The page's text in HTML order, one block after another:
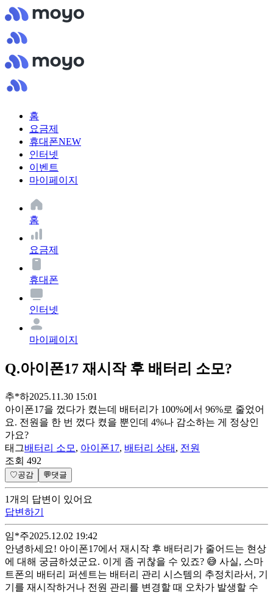
홈
요금제
휴대폰NEW
인터넷
이벤트
마이페이지
홈
요금제
휴대폰
인터넷
마이페이지
Q.아이폰17 재시작 후 배터리 소모?
추*하2025.11.30 15:01
아이폰17을 껐다가 켰는데 배터리가 100%에서 96%로 줄었어
요. 전원을 한 번 껐다 켰을 뿐인데 4%나 감소하는 게 정상인
가요?
태그배터리 소모 , 아이폰17, 배터리 상태 , 전원
조회 492
♡공감 💬댓글
1개 의 답변이 있어요
답변하기
임*주2025.12.02 19:42
안녕하세요! 아이폰17에서 재시작 후 배터리가 줄어드는 현상
에 대해 궁금하셨군요. 이게 좀 귀찮을 수 있죠? 😅 사실, 스마
트폰의 배터리 퍼센트는 배터리 관리 시스템의 추정치라서, 기
기를 재시작하거나 전원 관리를 변경할 때 오차가 발생할 수